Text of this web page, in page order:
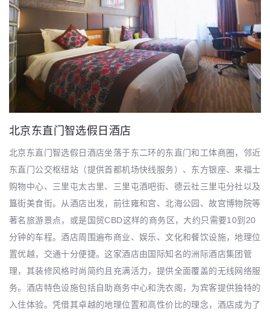
北京东直门智选假日酒店
北京东直门智选假日酒店坐落于东二环的东直门和工体商圈，邻近
东直门公交枢纽站（提供首都机场快线服务）、东方银座、来福士
购物中心、三里屯太古里、三里屯酒吧街、德云社三里屯分社以及
簋街美食街。从酒店出发，前往雍和宫、北海公园、故宫博物院等
著名旅游景点，或是国贸CBD这样的商务区，大约只需要10到20
分钟的车程。酒店周围遍布商业、娱乐、文化和餐饮设施，地理位
置优越，交通十分便捷。这家酒店由国际知名的洲际酒店集团管
理，其装修风格时尚简约且充满活力，提供全面覆盖的无线网络服
务。酒店特色设施包括自助商务中心和洗衣阁，为宾客提供独特的
入住体验。凭借其卓越的地理位置和高性价比的理念，酒店成为了